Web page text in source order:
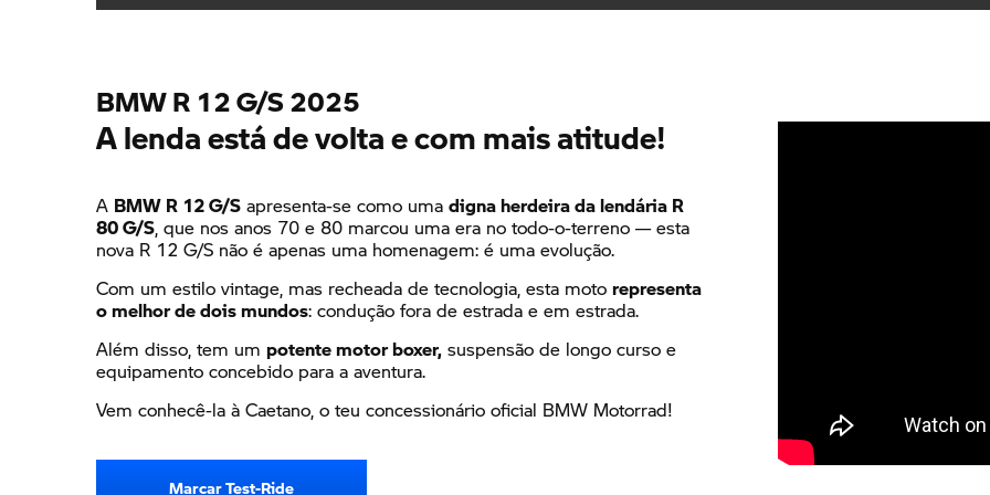
Nome próprio*
Endereço de e-mail*
Concessionário Caetano*
- Seleciona um concessionário -
Autorizo o tratamento dos meus dados pessoais para marketing de produtos e serviços comercializados pelas
BMW R 12 G/S 2025
A lenda está de volta e com mais atitude!
A BMW R 12 G/S apresenta-se como uma digna herdeira da lendária R
80 G/S , que nos anos 70 e 80 marcou uma era no todo-o-terreno — esta
nova R 12 G/S não é apenas uma homenagem: é uma evolução.
Com um estilo vintage , mas recheada de tecnologia, esta moto representa
o melhor de dois mundos: condução fora de estrada e em estrada.
Além disso, tem um potente motor boxer, suspensão de longo curso e
equipamento concebido para a aventura.
Vem conhecê-la à Caetano, o teu concessionário oficial BMW Motorrad!
Marcar Test-Ride